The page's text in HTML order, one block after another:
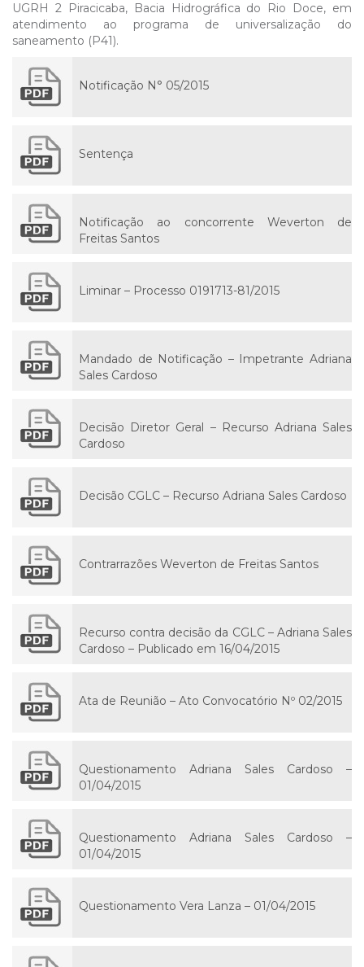
UGRH 2 Piracicaba, Bacia Hidrográfica do Rio Doce, em
atendimento ao programa de universalização do
saneamento (P41).
Notificação N° 05/2015
Sentença
Notificação ao concorrente Weverton de
Freitas Santos
Liminar – Processo 0191713-81/2015
Mandado de Notificação – Impetrante Adriana
Sales Cardoso
Decisão Diretor Geral – Recurso Adriana Sales
Cardoso
Decisão CGLC – Recurso Adriana Sales Cardoso
Contrarrazões Weverton de Freitas Santos
Recurso contra decisão da CGLC – Adriana Sales
Cardoso – Publicado em 16/04/2015
Ata de Reunião – Ato Convocatório Nº 02/2015
Questionamento Adriana Sales Cardoso –
01/04/2015
Questionamento Adriana Sales Cardoso –
01/04/2015
Questionamento Vera Lanza – 01/04/2015